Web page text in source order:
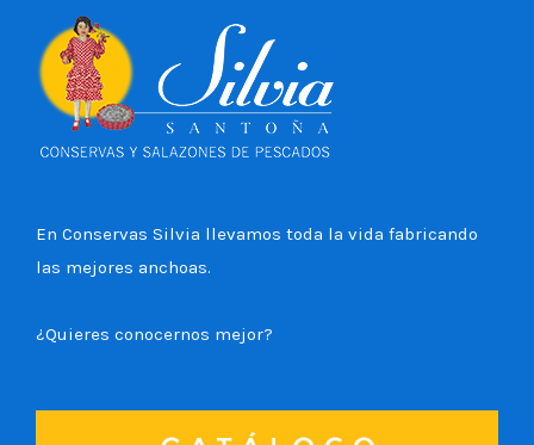
En Conservas Silvia llevamos toda la vida fabricando
las mejores anchoas.
¿Quieres conocernos mejor?